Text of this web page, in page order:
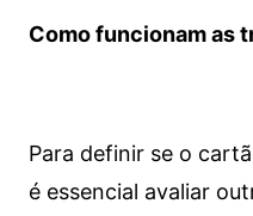
Como funcionam as
Para definir se o
é essencial avaliar